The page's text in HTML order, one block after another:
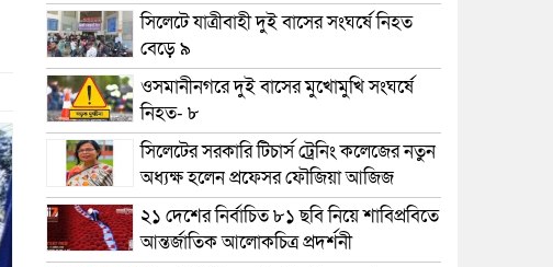
সিলেটে যাত্রীবাহী দুই বাসের সংঘর্ষে নিহত
বেড়ে ৯
ওসমানীনগরে দুই বাসের মুখোমুখি সংঘর্ষে
নিহত- ৮
সিলেটের সরকারি টিচার্স ট্রেনিং কলেজের নতুন
অধ্যক্ষ হলেন প্রফেসর ফৌজিয়া আজিজ
২১ দেশের নির্বাচিত ৮১ ছবি নিয়ে শাবিপ্রবিতে
আন্তর্জাতিক আলোকচিত্র প্রদর্শনী